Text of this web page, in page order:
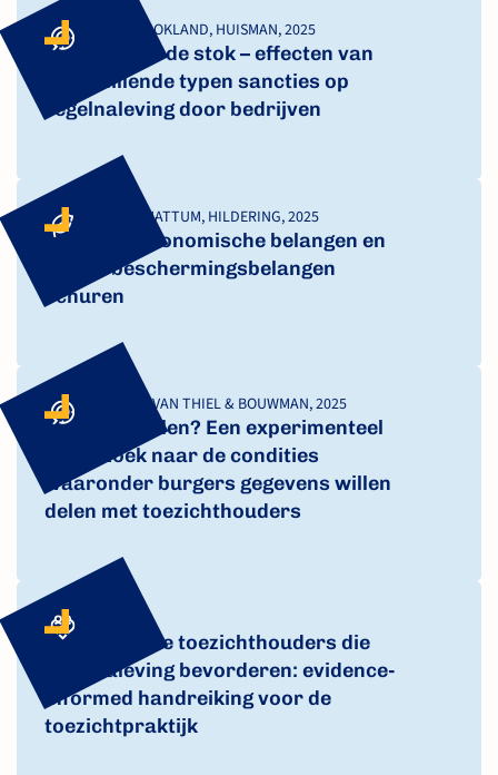
BRON, KLUIN, BLOKLAND, HUISMAN, 2025
De wortel of de stok – effecten van
verschillende typen sancties op
regelnaleving door bedrijven
LAMBOOY, VAN HATTUM, HILDERING, 2025
Wanneer economische belangen en
natuurbeschermings­belangen
schuren
MIGCHELBRINK, VAN THIEL & BOUWMAN, 2025
Kiezen of delen? Een experimenteel
onderzoek naar de condities
waaronder burgers gegevens willen
delen met toezichthouders
SIX, 2025
Betrouwbare toezichthouders die
regelnaleving bevorderen: evidence-
informed handreiking voor de
toezichtpraktijk